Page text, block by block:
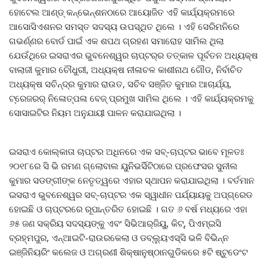
ହୋଟେଲ ଆଣ୍ଡ୍ କନ୍‌ଭେନ୍‌ଶନଠାରେ ଆୟୋଜିତ ଏହି କାର୍ଯ୍ୟକ୍ରମରେ
ଆସୋସିଏଶନର ସମସ୍ତ ସଦସ୍ୟ ଉପସ୍ଥିତ ଥିଲେ । ଏହି ସେରିମନିରେ
ଗଭର୍ଣ୍ଣର ବୋର୍ଡ ପାଇଁ ଏକ ଶପଥ ଗ୍ରହଣ ସମାରୋହ ସାମିଲ ଥିଲା
ଯେଉଁଥିରେ ଇସରାଏର ଭୁବନେଶ୍ୱର ଚାପ୍ଟର୍‌ର ତତ୍କାଳ ପୂର୍ବତନ ଅଧ୍ୟକ୍ଷ
ବାଲାଜୀ କୁମାର ଚୌଧୁରୀ, ଅଧ୍ୟକ୍ଷ ନୀଳାଚଳ କାଶୀନାଥ ଗୌଡ, ନିର୍ବାଚିତ
ଅଧ୍ୟକ୍ଷ ସଚିନ୍ଦ୍ର କୁମାର ରାଉତ, ସଚିବ ସଞ୍ଜିତ କୁମାର ଆଚାର୍ଯ୍ୟ,
ଟ୍ରେଜରର୍ ନିଳୋତ୍ପଳା ବେଜ୍ ପ୍ରମୁଖ ସାମିଲ ଥିଲେ । ଏହି କାର୍ଯ୍ୟକ୍ରମକୁ
ସୋସାଇଟିର ନିୟମ ଅନୁଯାୟୀ ପାଳନ କରାଯାଇଥିଲା ।
ଇସରାଏ କୋଲ୍‌କାତା ଚାପ୍ଟର ଅଧିନରେ ଏକ ସବ୍‌-ଚାପ୍ଟର ଭାବେ ମୂଳତଃ
୨୦୧୮ରେ ସି ଭି ରମଣ ଗ୍ଲୋବାଲ ୟୁନିଭର୍ସିଟିଠାରେ ପ୍ରଫେସର ସୁନୀଲ
କୁମାର ସଡଙ୍ଗୀଙ୍କ ନେତୃତ୍ୱରେ ଏହାର ସ୍ଥାପନ କରାଯାଇଥିଲା । ବର୍ତମାନ
ଇସରାଏ ଭୁବନେଶ୍ୱର ସବ୍‌-ଚାପ୍ଟର ଏକ ସ୍ୱାଧୀନ ପର୍ଯ୍ୟାୟକୁ ଅପ୍‌ଗ୍ରେଡ
ହୋଇଛି ଓ ଚାପ୍ଟରରେ ରୂପାନ୍ତରିତ ହୋଇଛି । ଗତ ୬ ବର୍ଷ ମଧ୍ୟରେ ଏହା
୬୫ ଜଣ ସକ୍ରିୟ ସଦସ୍ୟଙ୍କୁ ଏବଂ ସିଭିଆର୍‌ଜିୟୁ, କିଟ୍‌, ପିଏମ୍‌ଇସି
ବ୍ରହ୍ମପୁର, ଏନ୍‌ଆଇଟି-ରାଉରକେଲା ଓ ଡବ୍ଲ୍ୟୁଏସ୍‌ସି ଭଳି ବିଭିନ୍ନ
ଇଞ୍ଜିନିୟରିଂ କଲେଜ ଓ ଅଗ୍ରଣୀ ଶିକ୍ଷାନୁଷ୍ଠାନଗୁଡିକରେ ୫ଟି ଷ୍ଟୁଡେଂଟ